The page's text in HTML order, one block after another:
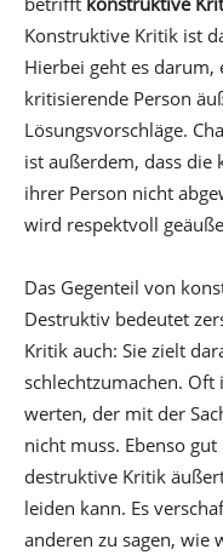
Konstruktive Kritik ist
Hierbei geht es darum,
kritisierende Person
Lösungsvorschläge.
ist außerdem, dass
ihrer Person nicht
wird respektvoll
Das Gegenteil von
Destruktiv bedeutet
Kritik auch: Sie zielt
schlechtzumachen.
werten, der mit der
nicht muss. Ebenso
destruktive Kritik
leiden kann. Es
anderen zu sagen, wie